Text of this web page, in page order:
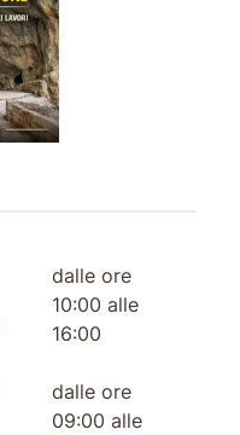
dalle ore
10:00 alle
16:00
dalle ore
09:00 alle